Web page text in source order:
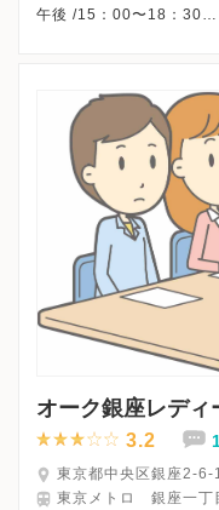
午後 /15：00〜18：30
※詳細はクリニックHP
オーク銀座レディ
3.2
東京都中央区銀座2-
東京メトロ 銀座一